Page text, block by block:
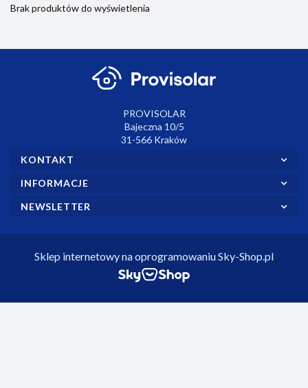
Brak produktów do wyświetlenia
PROVISOLAR
Bajeczna 10/5
31-566 Kraków
KONTAKT
INFORMACJE
NEWSLETTER
Sklep internetowy na oprogramowaniu Sky-Shop.pl